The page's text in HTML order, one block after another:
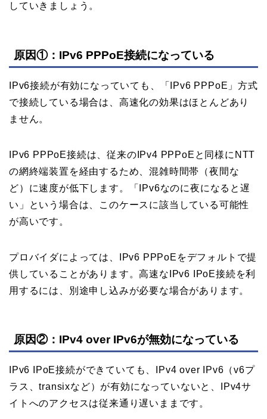
していきましょう。
原因①：IPv6 PPPoE接続になっている
IPv6接続が有効になっていても、「IPv6 PPPoE」方式
で接続している場合は、高速化の効果はほとんどあり
ません。
IPv6 PPPoE接続は、従来のIPv4 PPPoEと同様にNTT
の網終端装置を経由するため、混雑時間帯（夜間な
ど）に速度が低下します。「IPv6なのに夜になると遅
い」という場合は、このケースに該当している可能性
が高いです。
プロバイダによっては、IPv6 PPPoEをデフォルトで提
供していることがあります。高速なIPv6 IPoE接続を利
用するには、別途申し込みが必要な場合があります。
原因②：IPv4 over IPv6が無効になっている
IPv6 IPoE接続ができていても、IPv4 over IPv6（v6プ
ラス、transixなど）が有効になっていないと、IPv4サ
イトへのアクセスは従来通り遅いままです。